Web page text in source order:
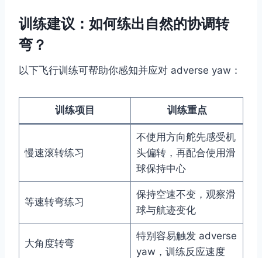
训练建议：如何练出自然的协调转
弯？
以下飞行训练可帮助你感知并应对 adverse yaw：
训练项目 训练重点
慢速滚转练习
不使用方向舵先感受机
头偏转，再配合使用滑
球保持中心
等速转弯练习
保持空速不变，观察滑
球与航迹变化
大角度转弯
特别容易触发 adverse
yaw，训练反应速度